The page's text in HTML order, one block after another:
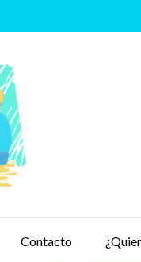
Contacto